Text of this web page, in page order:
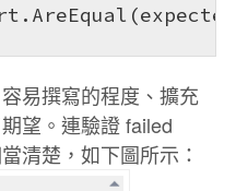
易撰寫的程度、擴充
望。連驗證 failed
清楚，如下圖所示：